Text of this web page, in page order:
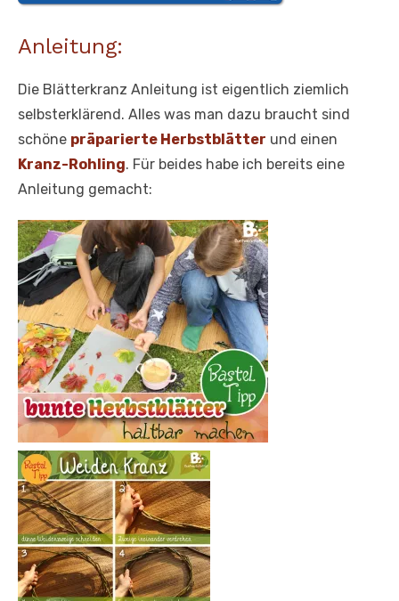
Anleitung:
Die Blätterkranz Anleitung ist eigentlich ziemlich
selbsterklärend. Alles was man dazu braucht sind
schöne präparierte Herbstblätter und einen
Kranz-Rohling. Für beides habe ich bereits eine
Anleitung gemacht: